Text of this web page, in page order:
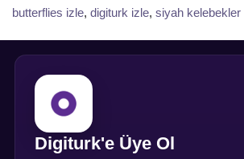
butterflies izle, digiturk izle, siyah kelebekler
Digiturk'e Üye Ol